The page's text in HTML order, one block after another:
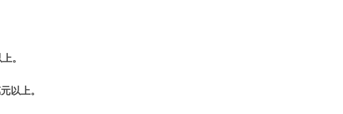
。
以上。